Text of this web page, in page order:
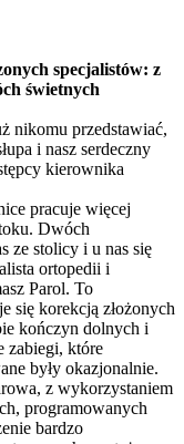
specjalistów: z
ch świetnych
nikomu przedstawiać,
łupa i nasz serdeczny
pcy kierownika
pracuje więcej
Dwóch
ze stolicy i u nas się
ortopedii i
Parol. To
się korekcją złożonych
kończyn dolnych i
zabiegi, które
były okazjonalnie.
z wykorzystaniem
programowanych
bardzo